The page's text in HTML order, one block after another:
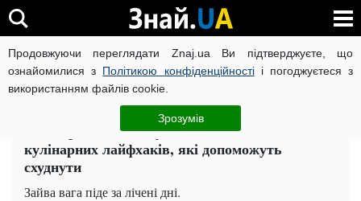
Продовжуючи переглядати Znaj.ua Ви підтверджуєте, що
ознайомилися з Політикою конфіденційностіі погоджуєтеся з
використанням файлів cookie.
Зрозумів
ВІЙНА РОСІЇ ПРОТИ УКРАЇНИ КОРОНАВІРУС В УКРАЇНІ
ЧИТАТЬ НА РУССКОМ
Не потрібно виснажувати себе дієтами: 5
кулінарних лайфхаків, які допоможуть
схуднути
Зайва вага піде за лічені дні.